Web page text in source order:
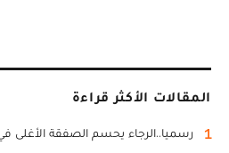
المقالات الأكثر قراءة
1 رسميا..الرجاء يحسم الصفقة الأغلى